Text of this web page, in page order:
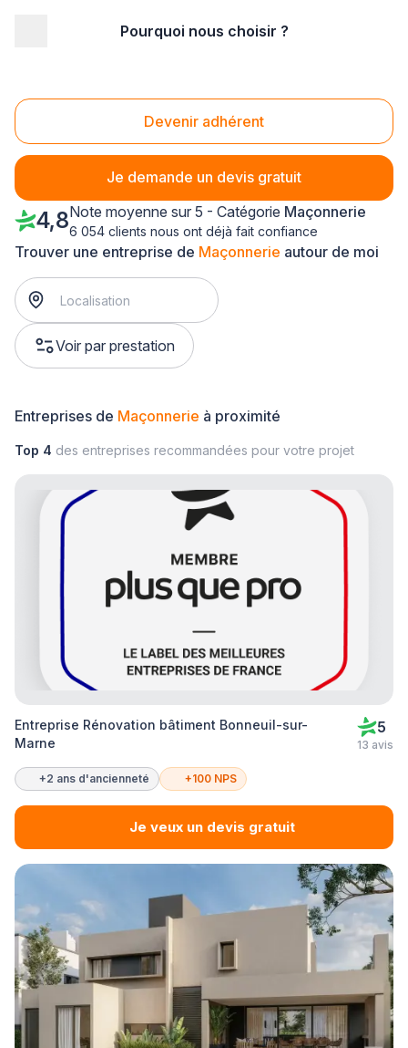
Pourquoi nous choisir ?
Devenir adhérent
Je demande un devis gratuit
Maçonnerie Étampes (91150)
Trouver une entreprise de Maçonnerie autour de moi
Voir par prestation
4,8Note moyenne sur 5 - Catégorie Maçonnerie
6 054 clients nous ont déjà fait confiance
Entreprises de Maçonnerie à proximité
Top 4 des entreprises recommandées pour votre projet
Entreprise Rénovation bâtiment Bonneuil-sur-
Marne
5
13 avis
+2 ans d'ancienneté +100 NPS
Je veux un devis gratuit